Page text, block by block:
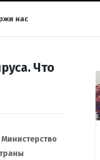
нас
Что
Министерство